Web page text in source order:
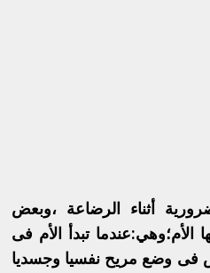
أثناء الرضاعة ،وبعض
الأم؛وهي:عندما تبدأ الأم فى
فى وضع مريح نفسيا وجسديا